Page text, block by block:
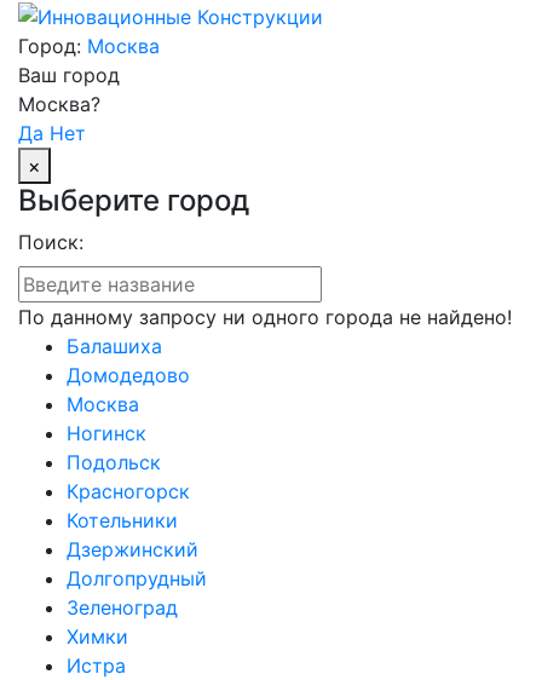
Город: Москва
Ваш город
Москва?
Да Нет
×
Выберите город
Поиск:
По данному запросу ни одного города не найдено!
Балашиха
Домодедово
Москва
Ногинск
Подольск
Красногорск
Котельники
Дзержинский
Долгопрудный
Зеленоград
Химки
Истра